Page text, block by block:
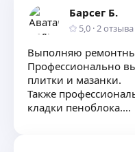
Барсег Б.
5,0 ·2отзыва
Выполняю
Профессионально
плитки и мазанки.
Также
кладки пеноблока.